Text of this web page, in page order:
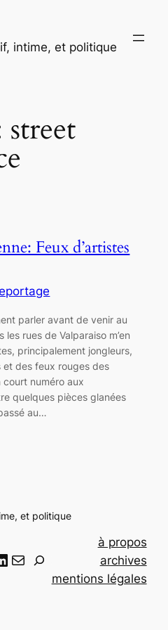
intime, et politique
street
Feux d’artistes
parler avant de venir au
rues de Valparaiso m’en
principalement jongleurs,
des feux rouges des
numéro aux
quelques pièces glanées
au…
et politique
Email
à propos
archives
mentions légales